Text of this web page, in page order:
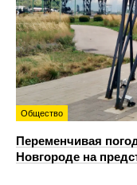
Общество
Переменчивая
Новгороде на